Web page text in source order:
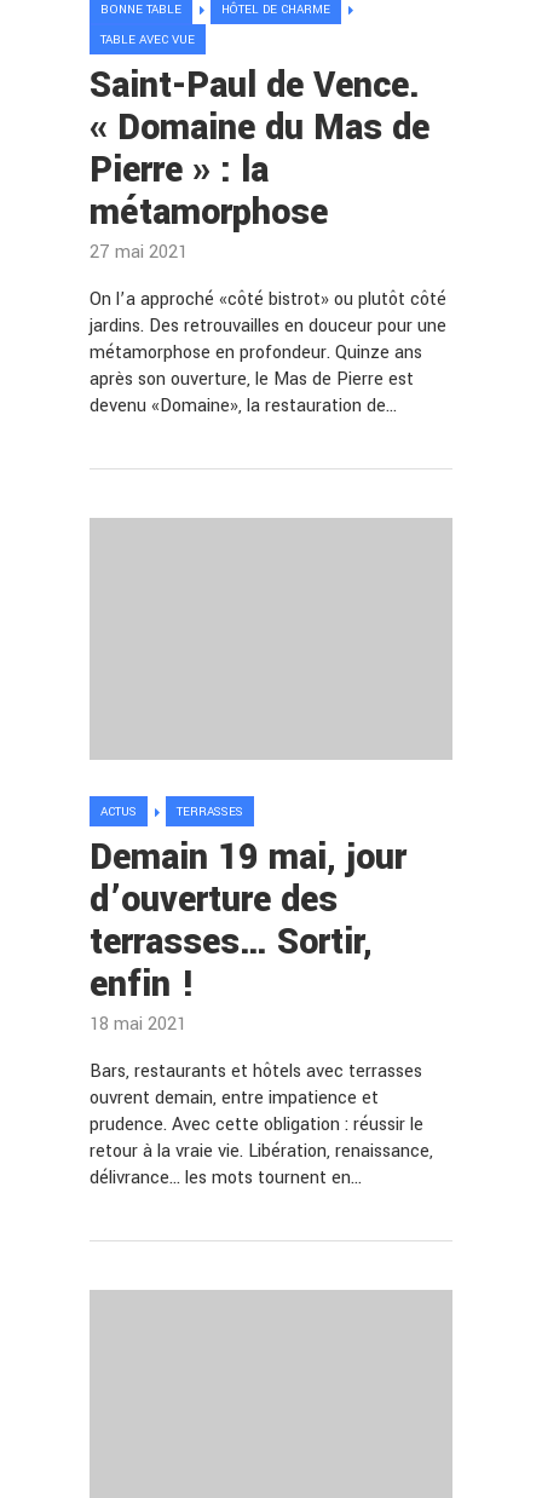
BONNE TABLE
HÔTEL DE CHARME
TABLE AVEC VUE
Saint-Paul de Vence.
« Domaine du Mas de
Pierre » : la
métamorphose
27 mai 2021
On l’a approché «côté bistrot» ou plutôt côté
jardins. Des retrouvailles en douceur pour une
métamorphose en profondeur. Quinze ans
après son ouverture, le Mas de Pierre est
devenu «Domaine», la restauration de…
ACTUS TERRASSES
Demain 19 mai, jour
d’ouverture des
terrasses… Sortir,
enfin !
18 mai 2021
Bars, restaurants et hôtels avec terrasses
ouvrent demain, entre impatience et
prudence. Avec cette obligation : réussir le
retour à la vraie vie. Libération, renaissance,
délivrance… les mots tournent en…